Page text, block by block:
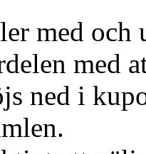
med och
med
ned i